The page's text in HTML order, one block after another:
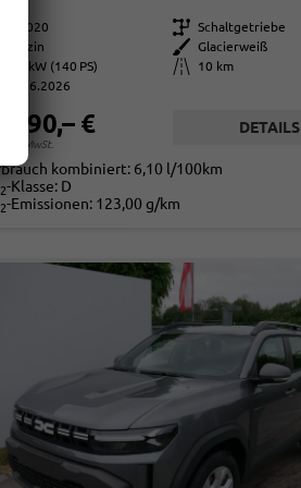
114020 Getriebe Schaltgetriebe
Benzin Außenfarbe
Glacierweiß
103 kW (140 PS) Kilometerstand
10 km
01.06.2026
€
19% MwSt.
DETAILS
kombiniert: 6,10 l/100km
2-Klasse: D
2-Emissionen: 123,00 g/km